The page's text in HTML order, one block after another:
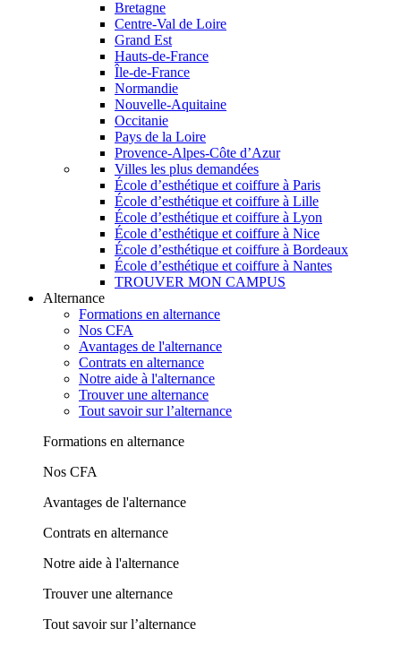
Bretagne
Centre-Val de Loire
Grand Est
Hauts-de-France
Île-de-France
Normandie
Nouvelle-Aquitaine
Occitanie
Pays de la Loire
Provence-Alpes-Côte d’Azur
Villes les plus demandées
École d’esthétique et coiffure à Paris
École d’esthétique et coiffure à Lille
École d’esthétique et coiffure à Lyon
École d’esthétique et coiffure à Nice
École d’esthétique et coiffure à Bordeaux
École d’esthétique et coiffure à Nantes
TROUVER MON CAMPUS
Alternance
Formations en alternance
Nos CFA
Avantages de l'alternance
Contrats en alternance
Notre aide à l'alternance
Trouver une alternance
Tout savoir sur l’alternance
Formations en alternance
Nos CFA
Avantages de l'alternance
Contrats en alternance
Notre aide à l'alternance
Trouver une alternance
Tout savoir sur l’alternance